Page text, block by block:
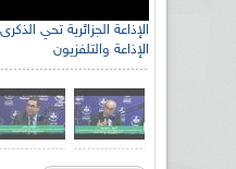
الإذاعة والتلفزيون